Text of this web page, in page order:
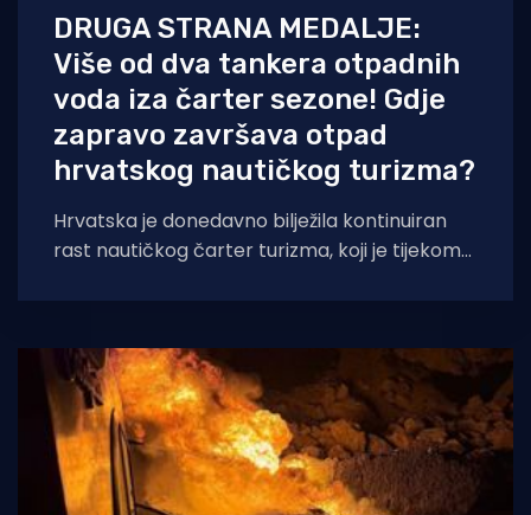
DRUGA STRANA MEDALJE:
Više od dva tankera otpadnih
voda iza čarter sezone! Gdje
zapravo završava otpad
hrvatskog nautičkog turizma?
Hrvatska je donedavno bilježila kontinuiran
rast nautičkog čarter turizma, koji je tijekom
podacima Ministarstva pomorstva,